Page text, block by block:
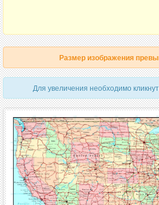
Размер изображения
Для увеличения необходимо